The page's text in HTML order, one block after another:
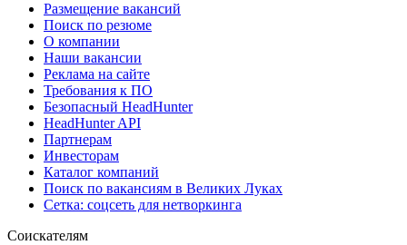
Размещение вакансий
Поиск по резюме
О компании
Наши вакансии
Реклама на сайте
Требования к ПО
Безопасный HeadHunter
HeadHunter API
Партнерам
Инвесторам
Каталог компаний
Поиск по вакансиям в Великих Луках
Сетка: соцсеть для нетворкинга
Соискателям